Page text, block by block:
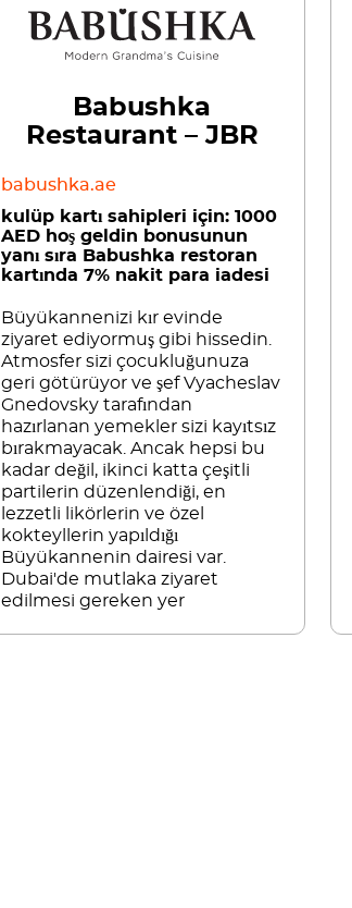
Babushka
Restaurant – JBR
babushka.ae
kulüp kartı sahipleri için: 1000
AED hoş geldin bonusunun
yanı sıra Babushka restoran
kartında 7% nakit para iadesi
Büyükannenizi kır evinde
ziyaret ediyormuş gibi hissedin.
Atmosfer sizi çocukluğunuza
geri götürüyor ve şef Vyacheslav
Gnedovsky tarafından
hazırlanan yemekler sizi kayıtsız
bırakmayacak. Ancak hepsi bu
kadar değil, ikinci katta çeşitli
partilerin düzenlendiği, en
lezzetli likörlerin ve özel
kokteyllerin yapıldığı
Büyükannenin dairesi var.
Dubai'de mutlaka ziyaret
edilmesi gereken yer